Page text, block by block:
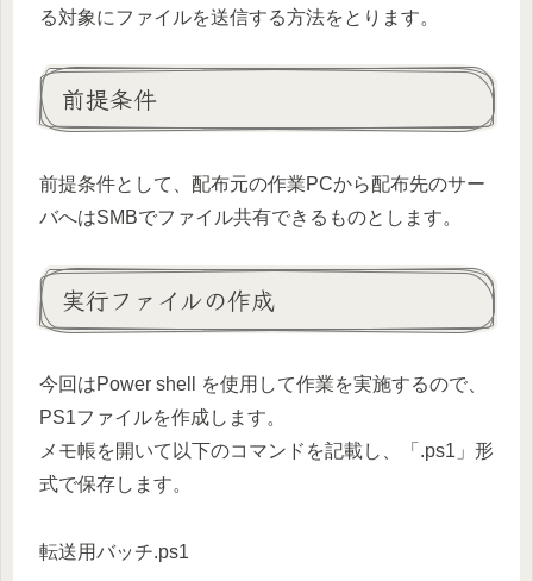
る対象にファイルを送信する方法をとります。
前提条件
前提条件として、配布元の作業PCから配布先のサー
バへはSMBでファイル共有できるものとします。
実行ファイルの作成
今回はPower shell を使用して作業を実施するので、
PS1ファイルを作成します。
メモ帳を開いて以下のコマンドを記載し、「.ps1」形
式で保存します。
転送用バッチ.ps1